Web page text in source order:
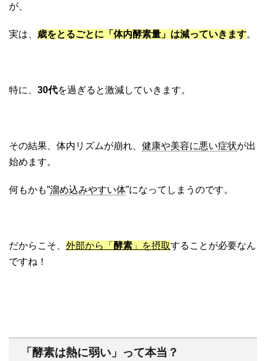
が、
実は、 歳をとるごとに「体内酵素量」は減っていきます。
特に、 30代を過ぎると激減していきます。
その結果、体内リズムが崩れ、 健康や美容に悪い症状が出
始めます。
何もかも”溜め込みやすい体”になってしまうのです。
だからこそ、 外部から「 酵素 」を摂取することが必要なん
ですね！
「酵素は熱に弱い」って本当？